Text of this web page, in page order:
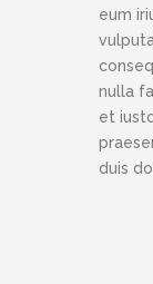
eum
nulla
et
duis